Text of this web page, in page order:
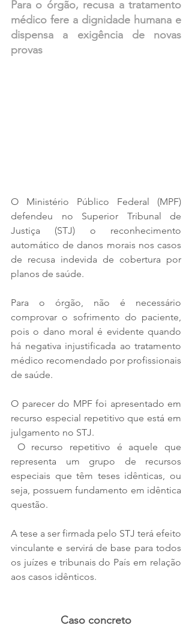
Para o órgão, recusa a tratamento
médico fere a dignidade humana e
dispensa a exigência de novas
provas
O Ministério Público Federal (MPF)
defendeu no Superior Tribunal de
Justiça (STJ) o reconhecimento
automático de danos morais nos casos
de recusa indevida de cobertura por
planos de saúde.
Para o órgão, não é necessário
comprovar o sofrimento do paciente,
pois o dano moral é evidente quando
há negativa injustificada ao tratamento
médico recomendado por profissionais
de saúde.
O parecer do MPF foi apresentado em
recurso especial repetitivo que está em
julgamento no STJ.
representa um grupo de recursos
especiais que têm teses idênticas, ou
seja, possuem fundamento em idêntica
questão.
A tese a ser firmada pelo STJ terá efeito
vinculante e servirá de base para todos
os juízes e tribunais do País em relação
aos casos idênticos.
Caso concreto